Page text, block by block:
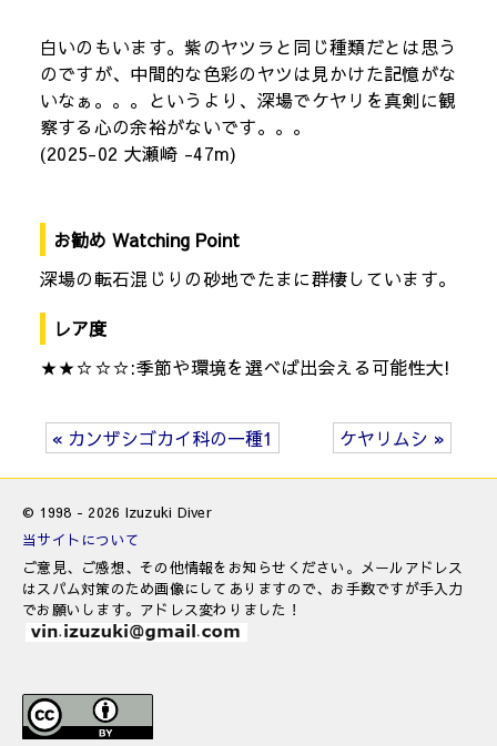
白いのもいます。紫のヤツラと同じ種類だとは思う
のですが、中間的な色彩のヤツは見かけた記憶がな
いなぁ。。。というより、深場でケヤリを真剣に観
察する心の余裕がないです。。。
(2025-02 大瀬崎 -47m)
お勧め Watching Point
深場の転石混じりの砂地でたまに群棲しています。
レア度
★★☆☆☆:季節や環境を選べば出会える可能性大!
« カンザシゴカイ科の一種1 ケヤリムシ »
© 1998 - 2026 Izuzuki Diver
当サイトについて
ご意見、ご感想、その他情報をお知らせください。メールアドレス
はスパム対策のため画像にしてありますので、お手数ですが手入力
でお願いします。アドレス変わりました！